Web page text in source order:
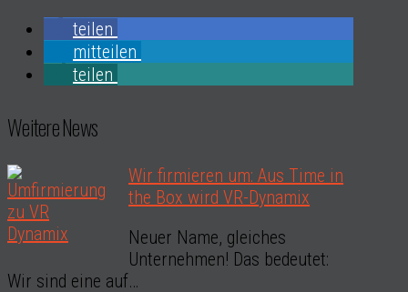
teilen
mitteilen
teilen
Weitere News
Wir firmieren um: Aus Time in
the Box wird VR-Dynamix
Neuer Name, gleiches
Unternehmen! Das bedeutet:
Wir sind eine auf…